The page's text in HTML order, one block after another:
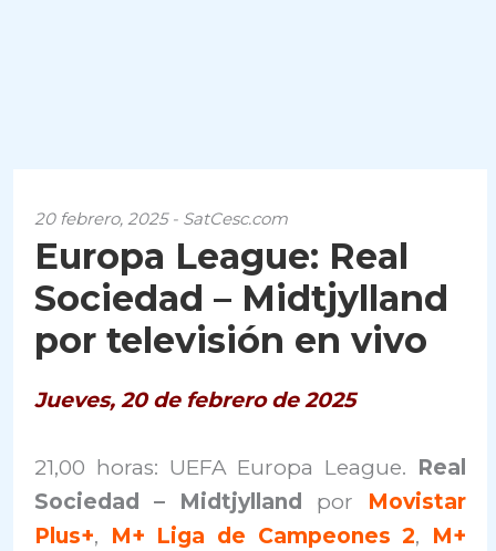
20 febrero, 2025 - SatCesc.com
Europa League: Real
Sociedad – Midtjylland
por televisión en vivo
Jueves, 20 de febrero de 2025
21,00 horas: UEFA Europa League. Real
Sociedad – Midtjylland por Movistar
Plus+, M+ Liga de Campeones 2, M+